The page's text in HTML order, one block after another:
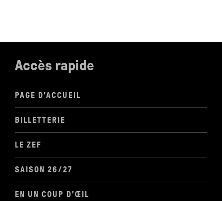
Accès rapide
PAGE D'ACCUEIL
BILLETTERIE
LE ZEF
SAISON 26/27
EN UN COUP D'ŒIL